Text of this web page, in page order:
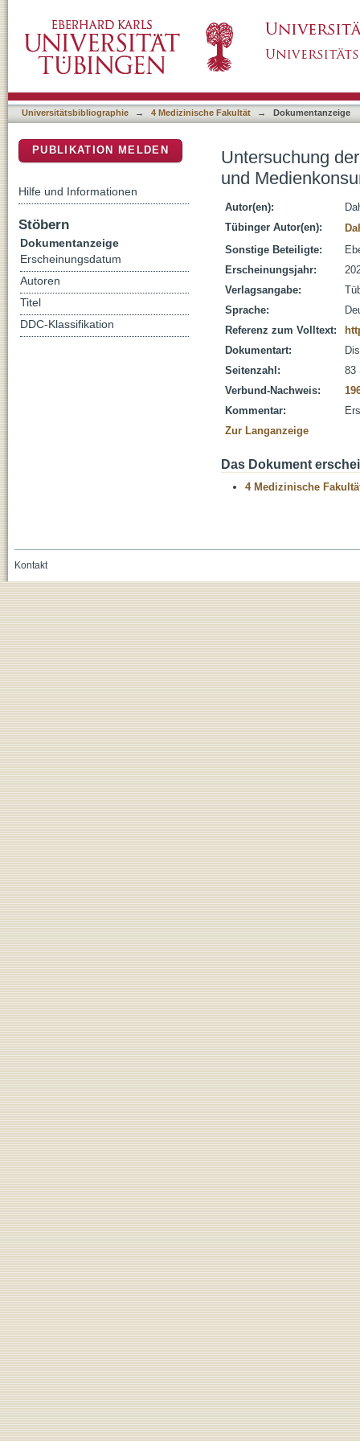
Universitätsbibliographie → 4 Medizinische Fakultät → Dokumentanzeige
Untersuchung
und
Autor(en):
Tübinger Autor(en):
Sonstige Beteiligte:
Erscheinungsjahr:
Verlagsangabe:
Sprache:
Referenz zum Volltext:
Dokumentart:
Seitenzahl:
83
Verbund-Nachweis:
Kommentar:
Zur Langanzeige
Das Dokument
4 Medizinische
PUBLIKATION MELDEN
Hilfe und Informationen
Stöbern
Dokumentanzeige
Erscheinungsdatum
Autoren
Titel
DDC-Klassifikation
Kontakt